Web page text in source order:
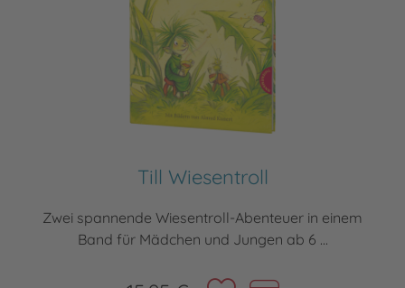
Till Wiesentroll
Zwei spannende Wiesentroll-Abenteuer in einem
Band für Mädchen und Jungen ab 6 ...